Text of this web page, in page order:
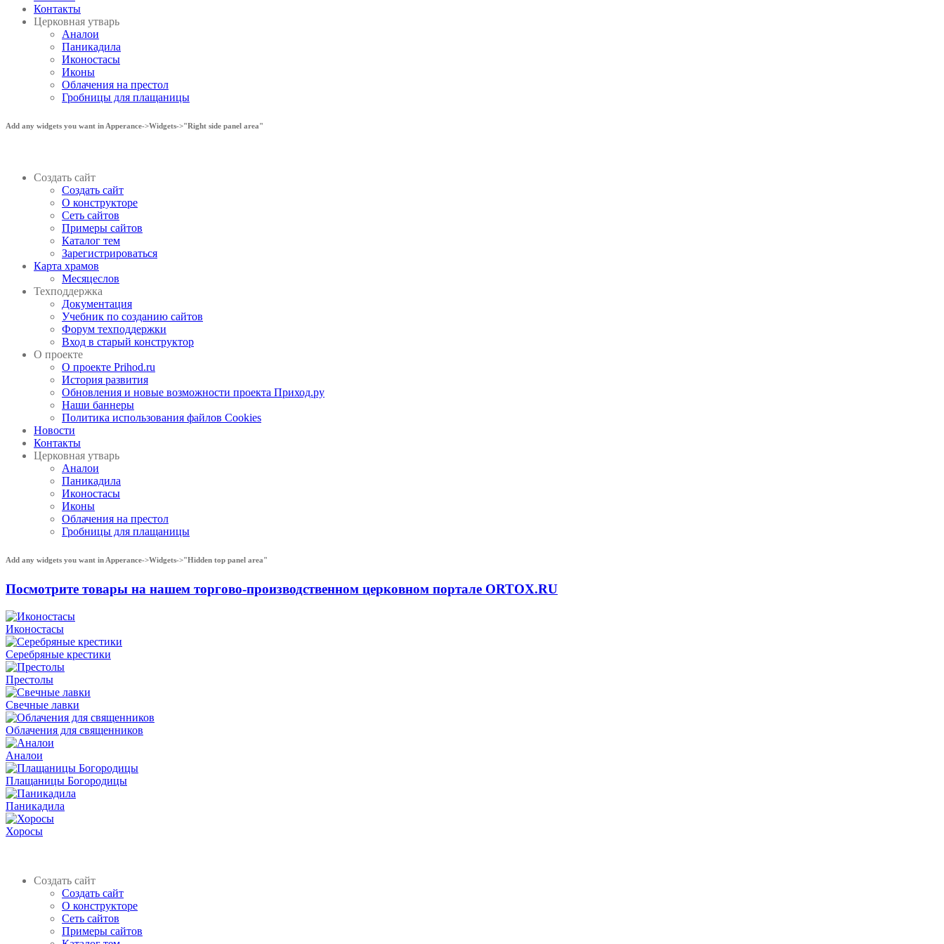
Контакты
Церковная утварь
Аналои
Паникадила
Иконостасы
Иконы
Облачения на престол
Гробницы для плащаницы
Add any widgets you want in Apperance->Widgets->"Right side panel area"
Создать сайт
Создать сайт
О конструкторе
Сеть сайтов
Примеры сайтов
Каталог тем
Зарегистрироваться
Карта храмов
Месяцеслов
Техподдержка
Документация
Учебник по созданию сайтов
Форум техподдержки
Вход в старый конструктор
О проекте
О проекте Prihod.ru
История развития
Обновления и новые возможности проекта Приход.ру
Наши баннеры
Политика использования файлов Cookies
Новости
Контакты
Церковная утварь
Аналои
Паникадила
Иконостасы
Иконы
Облачения на престол
Гробницы для плащаницы
Add any widgets you want in Apperance->Widgets->"Hidden top panel area"
Посмотрите товары на нашем торгово-производственном церковном портале ORTOX.RU
Иконостасы
Серебряные крестики
Престолы
Свечные лавки
Облачения для священников
Аналои
Плащаницы Богородицы
Паникадила
Хоросы
Создать сайт
Создать сайт
О конструкторе
Сеть сайтов
Примеры сайтов